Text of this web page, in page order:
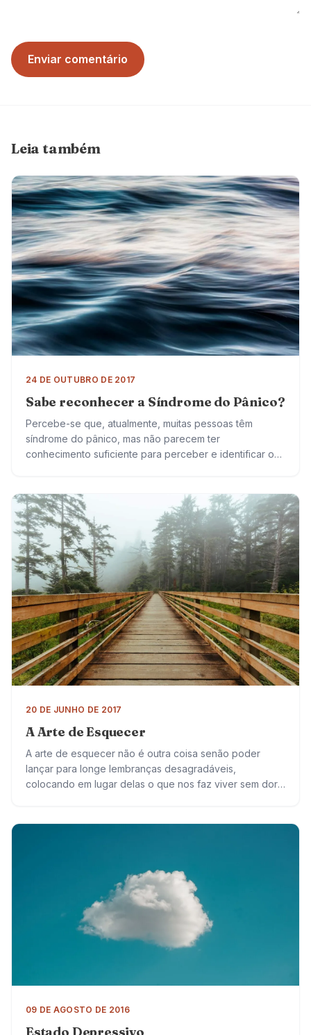
Enviar comentário
Leia também
24 DE OUTUBRO DE 2017
Sabe reconhecer a Síndrome do Pânico?
Percebe-se que, atualmente, muitas pessoas têm
síndrome do pânico, mas não parecem ter
conhecimento suficiente para perceber e identificar o
20 DE JUNHO DE 2017
A Arte de Esquecer
A arte de esquecer não é outra coisa senão poder
lançar para longe lembranças desagradáveis,
colocando em lugar delas o que nos faz viver sem dor.
09 DE AGOSTO DE 2016